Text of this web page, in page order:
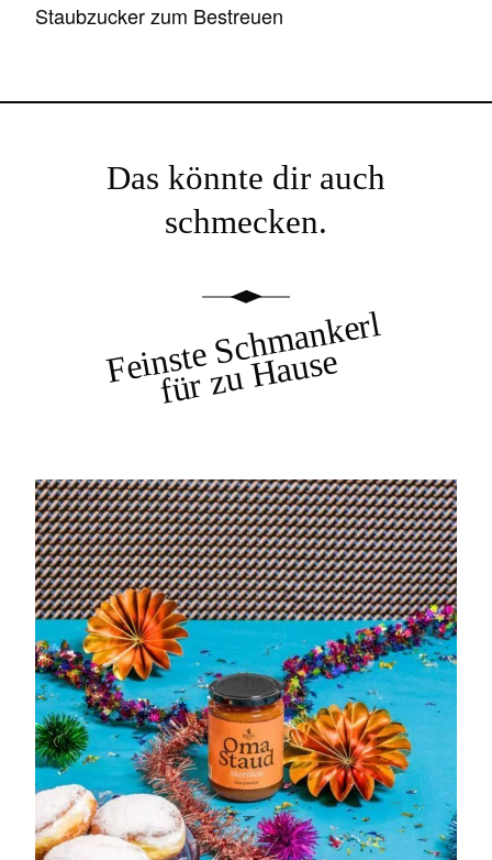
Staubzucker zum Bestreuen
Das könnte dir auch
schmecken.
Feinste Schmankerl
für zu Hause